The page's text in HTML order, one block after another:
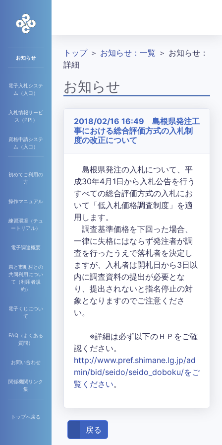
お知らせ
電子入札システ
ム（入口）
入札情報サービ
ス（PPI）
資格申請システ
ム（入口）
初めてご利用の
方
操作マニュアル
練習環境（チュ
ートリアル）
電子調達概要
県と市町村との
共同利用につい
て（利用者規
約）
電子くじについ
て
FAQ（よくある
質問）
お問い合わせ
関係機関リンク
集
トップへ戻る
トップ＞ お知らせ：一覧 ＞ お知らせ：
詳細
お知らせ
2018/02/16 16:49 島根県発注工
事における総合評価方式の入札制
度の改正について
島根県発注の入札について、平
成30年4月1日から入札公告を行う
すべての総合評価方式の入札にお
いて「低入札価格調査制度」を適
用します。
調査基準価格を下回った場合、
一律に失格にはならず発注者が調
査を行ったうえで落札者を決定し
ますが、入札者は開札日から3日以
内に調査資料の提出が必要とな
り、提出されないと指名停止の対
象となりますのでご注意くださ
い。
※詳細は必ず以下のＨＰをご確
認ください。
http://www.pref.shimane.lg.jp/ad
min/bid/seido/seido_doboku/をご
覧ください。
戻る